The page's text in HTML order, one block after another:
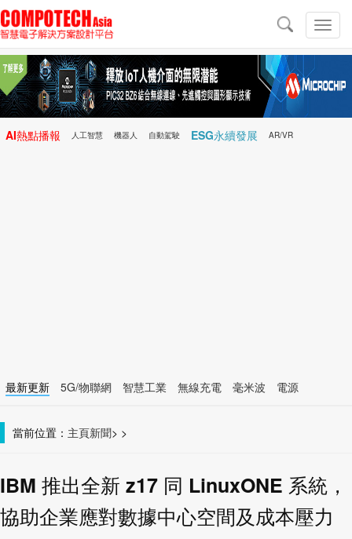
切
換
導
導
航
AI熱點播報 人工智慧 機器人 自動駕駛 ESG永續發展 AR/VR
最新更新 5G/物聯網 智慧工業 無線充電 毫米波
電源
當前位置： 主頁 >
新聞 >
IBM 推出全新 z17 同 LinuxONE 系統，
協助企業應對數據中心空間及成本壓力